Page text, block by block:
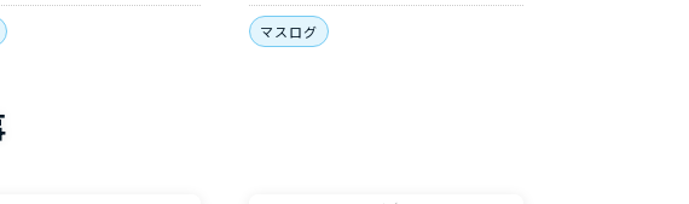
マスログ